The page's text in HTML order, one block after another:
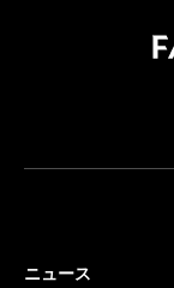
ニュース